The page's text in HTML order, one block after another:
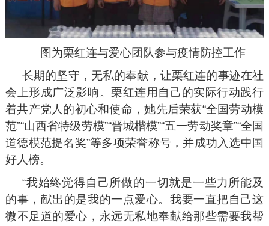
图为栗红连与爱心团队参与疫情防控工作
长期的坚守，无私的奉献，让栗红连的事迹在社
会上形成广泛影响。栗红连用自己的实际行动践行
着共产党人的初心和使命，她先后荣获“全国劳动模
范”“山西省特级劳模”“晋城楷模”“五一劳动奖章”“全国
道德模范提名奖”等多项荣誉称号，并成功入选中国
好人榜。
“我始终觉得自己所做的一切就是一些力所能及
的事，献出的是我的一点爱心。我要一直把自己这
微不足道的爱心，永远无私地奉献给那些需要我帮